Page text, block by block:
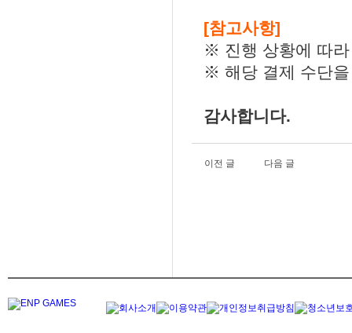
[참고사항]
※ 진행 상황에 따
※ 해당 결제 수단
감사합니다.
이전 글 다음 글